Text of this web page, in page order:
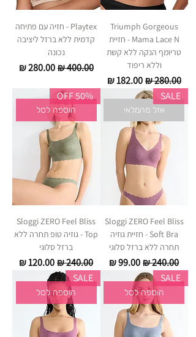
Triumph Gorgeous
Mama Lace N - חזיית
טריומף הנקה ללא קשת
וללא ריפוד
מחיר רגיל‏280.00 ‏₪ מחיר מבצע‏182.00 ‏₪
Playtex - חזיה עם פתיחה
קדמית ללא ברזל ליציבה
נכונה
מחיר רגיל‏400.00 ‏₪ מחיר מבצע‏280.00 ‏₪
אזל מהמלאי
SALE
Sloggi ZERO Feel Bliss
Soft Bra - חזיית גוזיה
תחרה ללא ברזל סלוגי
מחיר רגיל‏240.00 ‏₪ מחיר מבצע
הוספה לסל
50% OFF
Sloggi ZERO Feel Bliss
Top - גוזיה טופ תחרה ללא
ברזל סלוגי
מחיר רגיל‏240.00 ‏₪ מחיר מבצע
הוספה לסל
SALE
הוספה לסל
SALE